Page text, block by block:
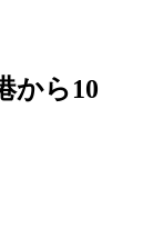
から10